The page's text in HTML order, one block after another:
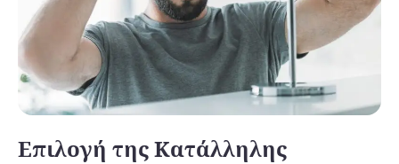
Επιλογή της Κατάλληλης